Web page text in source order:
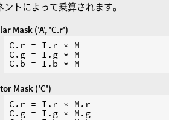
ントによって乗算されます。
Mask ('A', 'C.r')
C.r = I.r * M
C.g = I.g * M
Mask ('C')
C.r = I.r * M.r
C.g = I.g * M.g